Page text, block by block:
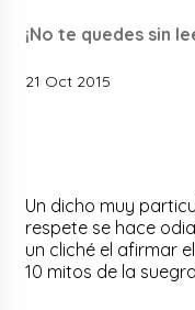
¡No te quedes sin
21 Oct 2015
Un dicho muy
respete se hace
un cliché el afirmar
10 mitos de la